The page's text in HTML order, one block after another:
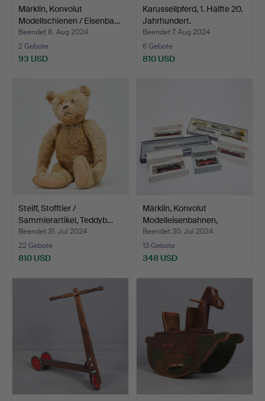
Märklin, Konvolut
Modellschienen / Eisenba…
Beendet 8. Aug 2024
2 Gebote
93 USD
Karussellpferd, 1. Hälfte 20.
Jahrhundert.
Beendet 7. Aug 2024
6 Gebote
810 USD
Steiff, Stofftier /
Sammlerartikel, Teddyb…
Beendet 31. Jul 2024
22 Gebote
810 USD
Märklin, Konvolut
Modelleisenbahnen,
Deuts…
Beendet 30. Jul 2024
13 Gebote
348 USD